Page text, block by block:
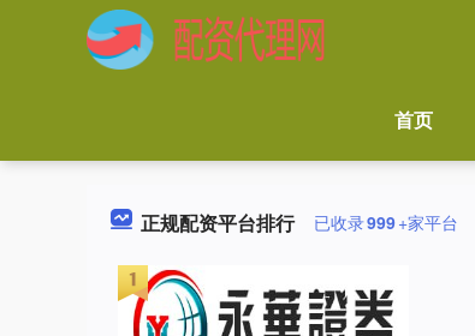
首页
正规配资平台排行 已收录999+家平台